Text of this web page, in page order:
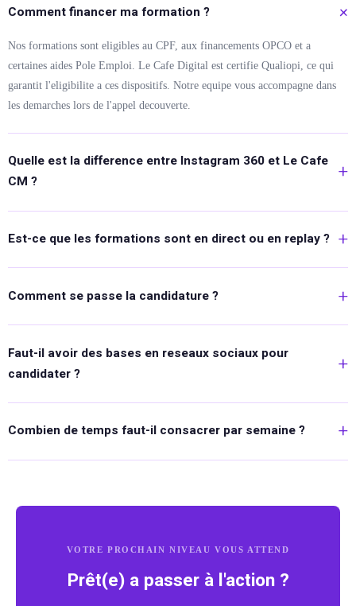
Comment financer ma formation ?
Nos formations sont eligibles au CPF, aux financements OPCO et a
certaines aides Pole Emploi. Le Cafe Digital est certifie Qualiopi, ce qui
garantit l'eligibilite a ces dispositifs. Notre equipe vous accompagne dans
les demarches lors de l'appel decouverte.
Quelle est la difference entre Instagram 360 et Le Cafe
CM ?
metier complete de 6 mois pour devenir Community Manager
Est-ce que les formations sont en direct ou en replay ?
depuis votre espace apprenant.
Comment se passe la candidature ?
puis un responsable pedagogique vous contacte pour un appel decouverte
gratuit.
Faut-il avoir des bases en reseaux sociaux pour
candidater ?
vous apprenez.
Combien de temps faut-il consacrer par semaine ?
VOTRE PROCHAIN NIVEAU VOUS ATTEND
Prêt(e) a passer à l'action ?